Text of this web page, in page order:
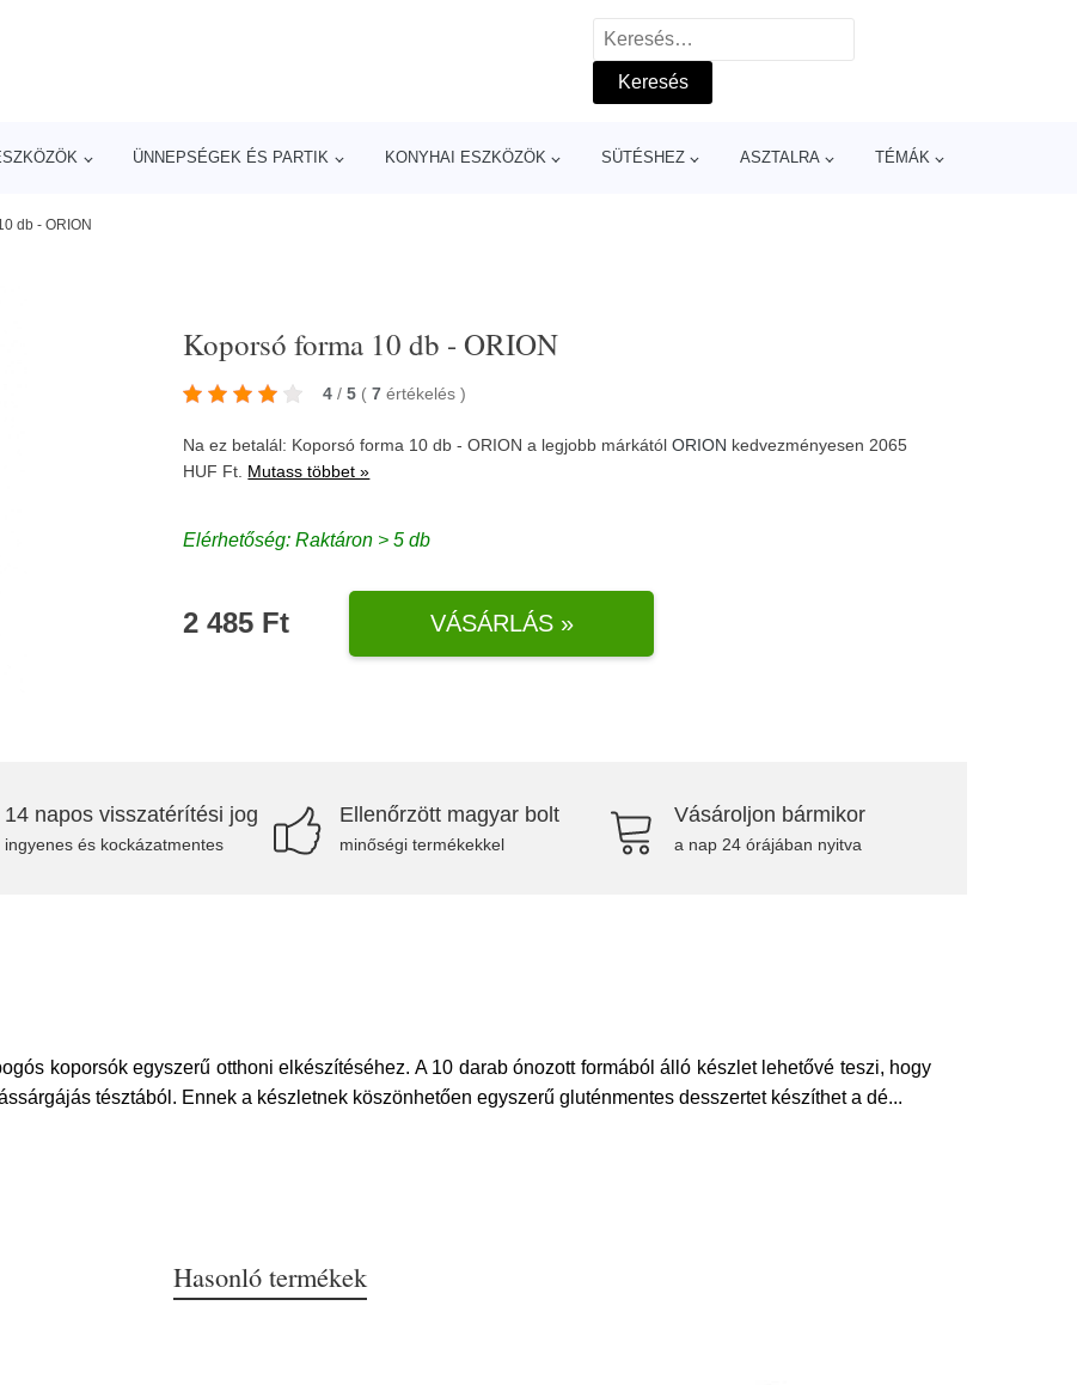
Keresés:
ÜNNEPSÉGEK ÉS PARTIK KONYHAI ESZKÖZÖK SÜTÉSHEZ ASZTALRA TÉMÁK
db - ORION
Koporsó forma 10 db - ORION
4 / 5 ( 7 értékelés)
Na ez betalál: Koporsó forma 10 db - ORION a legjobb márkátólORION kedvezményesen 2065
HUF Ft. Mutass többet »
Elérhetőség: Raktáron > 5 db
2 485 Ft VÁSÁRLÁS »
14 napos visszatérítési jog
ingyenes és kockázatmentes
Ellenőrzött magyar bolt
minőségi termékekkel
Vásároljon bármikor
a nap 24 órájában nyitva
koporsók egyszerű otthoni elkészítéséhez. A 10 darab ónozott formából álló készlet lehetővé teszi, hogy
tésztából. Ennek a készletnek köszönhetően egyszerű gluténmentes desszertet készíthet a dé...
Hasonló termékek